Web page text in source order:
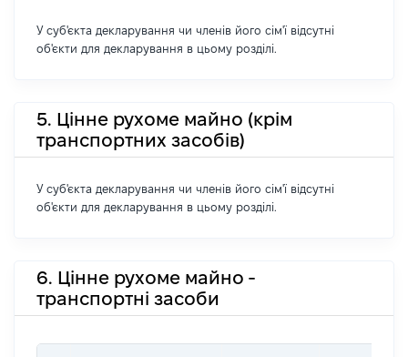
У суб'єкта декларування чи членів його сім'ї відсутні
об'єкти для декларування в цьому розділі.
5. Цінне рухоме майно (крім
транспортних засобів)
У суб'єкта декларування чи членів його сім'ї відсутні
об'єкти для декларування в цьому розділі.
6. Цінне рухоме майно -
транспортні засоби